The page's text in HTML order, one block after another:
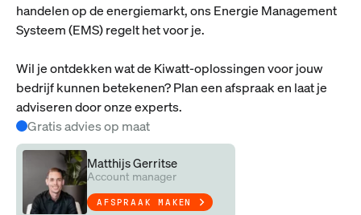
handelen op de energiemarkt, ons Energie Management
Systeem (EMS) regelt het voor je.
Wil je ontdekken wat de Kiwatt-oplossingen voor jouw
bedrijf kunnen betekenen? Plan een afspraak en laat je
adviseren door onze experts.
Gratis advies op maat
Matthijs Gerritse
Account manager
AFSPRAAK MAKEN